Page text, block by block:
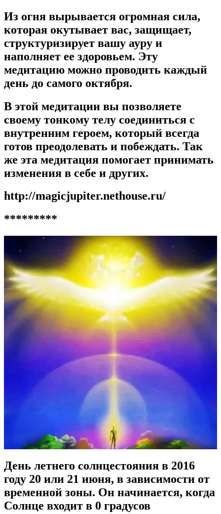
Из огня вырывается огромная сила,
которая окутывает вас, защищает,
структуризирует вашу ауру и
наполняет ее здоровьем. Эту
медитацию можно проводить каждый
день до самого октября.
В этой медитации вы позволяете
своему тонкому телу соединиться с
внутренним героем, который всегда
готов преодолевать и побеждать. Так
же эта медитация помогает принимать
изменения в себе и других.
http://magicjupiter.nethouse.ru/
*********
День летнего солнцестояния в 2016
году 20 или 21 июня, в зависимости от
временной зоны. Он начинается, когда
Солнце входит в 0 градусов